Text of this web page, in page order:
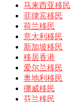
马来西亚移民
菲律宾移民
荷兰移民
意大利移民
新加坡移民
移居香港
爱尔兰移民
奥地利移民
挪威移民
芬兰移民